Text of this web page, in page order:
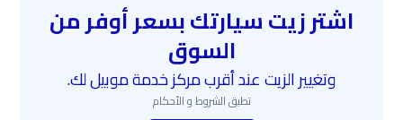
اشتر زيت سيارتك بسعر أوفر من
السوق
وتغيير الزيت عند أقرب مركز خدمة موبيل لك.
تطبق الشروط و الأحكام